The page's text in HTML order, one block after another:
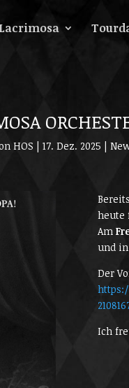
Lacrimosa
HOS | 17. Dez. 2025 |
heute
Am
und
Der
Ich